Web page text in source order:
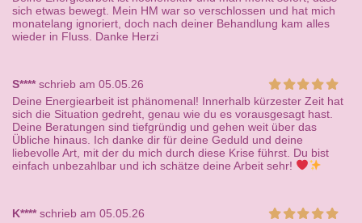
sich etwas bewegt. Mein HM war so verschlossen und hat mich
monatelang ignoriert, doch nach deiner Behandlung kam alles
wieder in Fluss. Danke Herzi
S****schrieb am 05.05.26
Deine Energiearbeit ist phänomenal! Innerhalb kürzester Zeit hat
sich die Situation gedreht, genau wie du es vorausgesagt hast.
Deine Beratungen sind tiefgründig und gehen weit über das
Übliche hinaus. Ich danke dir für deine Geduld und deine
liebevolle Art, mit der du mich durch diese Krise führst. Du bist
einfach unbezahlbar und ich schätze deine Arbeit sehr!
K****schrieb am 05.05.26